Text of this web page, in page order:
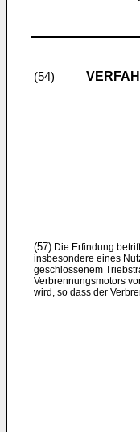
(54)
(57) Die Erfindung
insbesondere eines
geschlossenem
Verbrennungsmotors
wird, so dass der